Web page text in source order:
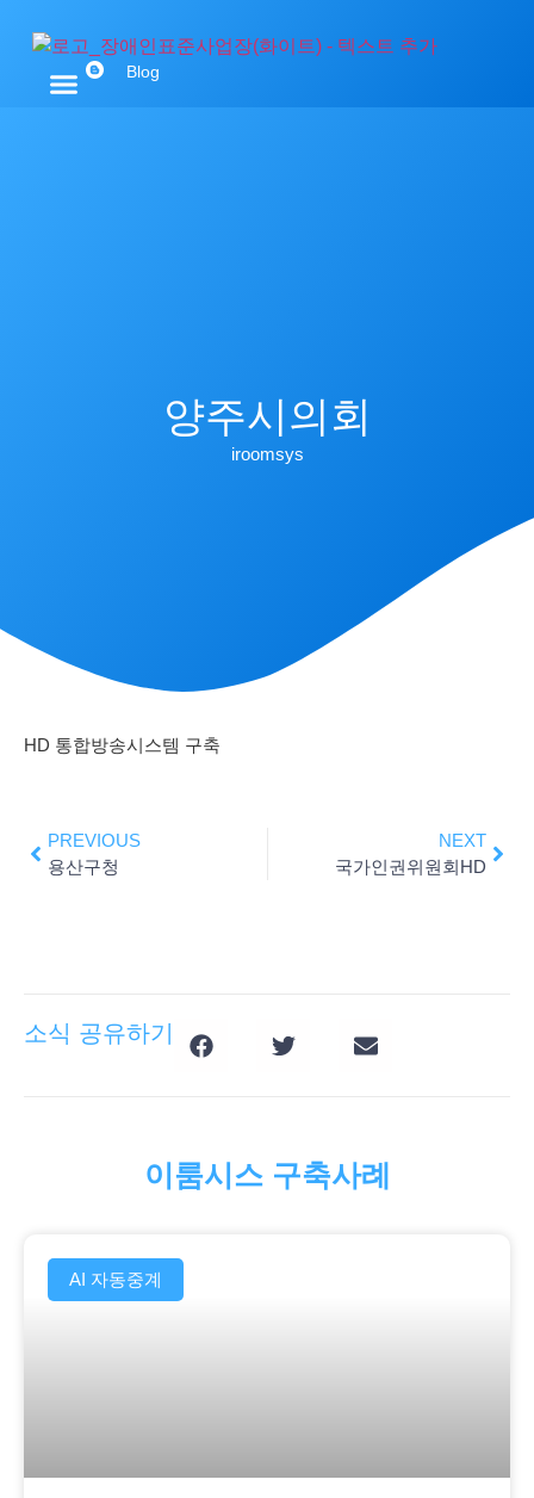
Blog
양주시의회
iroomsys
HD 통합방송시스템 구축
PREVIOUS
용산구청
NEXT
국가인권위원회HD
소식 공유하기
이룸시스 구축사례
AI 자동중계